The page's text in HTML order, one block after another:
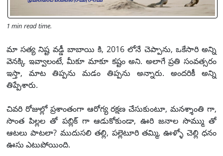
1 min read time.
మా సత్య నిష్ట వడ్డీ బాబాయి కి, 2016 లోనే చెప్పాను, ఒకేసారి అన్ని
వెనక్కి ఇవ్వాలంటే, మీకూ మాకూ కష్టం అని. అలాగే ప్రతి సంవత్సరం
ఇస్తా, మాట తిప్పను మడం తిప్పను అన్నారు. అందరికీ అన్ని
తిప్పేశారు.
చివరి రోజుల్లో ప్రశాంతంగా ఆరోగ్య రక్షణ చేసుకుంటూ, మనశ్శాంతి గా,
సొంత పిల్లల తో పబ్లిక్ గా ఆడుకోకుండా, ఊరి జనాల సొమ్ము తో
ఆటలు పాటలా? ముదుసలి తల్లి, పల్లెటూరి తమ్మి, ఊళ్ళో చెల్లి ధనం
ఊసు ఎటుపోయింది.